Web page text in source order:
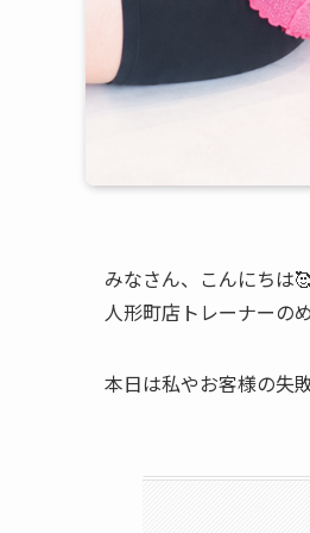
みなさん、こんにちは
人形町店トレーナーの
本日は私やお客様の失